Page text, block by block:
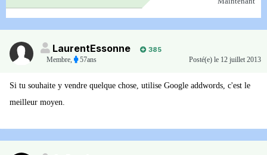
LaurentEssonne
385
Membre, 57ans Posté(e) le 12 juillet 2013
Si tu souhaite y vendre quelque chose, utilise Google addwords, c'est le
meilleur moyen.